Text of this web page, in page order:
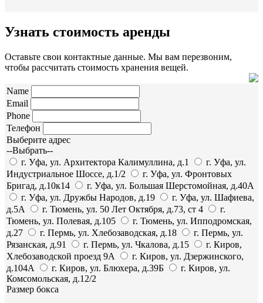
Узнать стоимость аренды
Оставьте свои контактные данные. Мы вам перезвоним,
чтобы рассчитать стоимость хранения вещей.
Name
Email
Phone
Телефон
Выберите адрес
--Выбрать--
г. Уфа, ул. Архитектора Калимуллина, д.1
г. Уфа, ул.
Индустриальное Шоссе, д.1/2
г. Уфа, ул. Фронтовых
Бригад, д.10к14
г. Уфа, ул. Большая Шерстомойная, д.40А
г. Уфа, ул. Дружбы Народов, д.19
г. Уфа, ул. Шафиева,
д.5А
г. Тюмень, ул. 50 Лет Октября, д.73, ст 4
г.
Тюмень, ул. Полевая, д.105
г. Тюмень, ул. Ипподромская,
д.27
г. Пермь, ул. Хлебозаводская, д.18
г. Пермь, ул.
Рязанская, д.91
г. Пермь, ул. Чкалова, д.15
г. Киров,
Хлебозаводской проезд 9А
г. Киров, ул. Дзержинского,
д.104А
г. Киров, ул. Блюхера, д.39Б
г. Киров, ул.
Комсомольская, д.12/2
Размер бокса